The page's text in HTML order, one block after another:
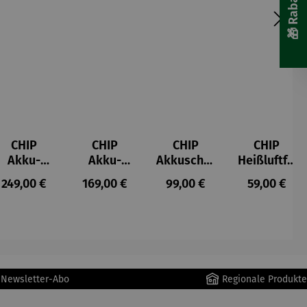
CHIP
Akku-
Staubsau
ger
Regulärer Preis:
249,00 €
CHIP
Akku-
Staubsau
ger DS02
Regulärer Preis:
169,00 €
CHIP
Akkuschra
uber
Regulärer Preis:
99,00 €
CHIP
Heißluftfri
tteuse
Regulärer
59,00 €
Abo Regionale Produkte